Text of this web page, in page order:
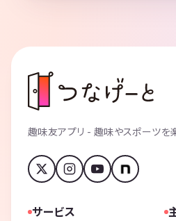
趣味友アプリ - 趣味やスポーツを
サービス